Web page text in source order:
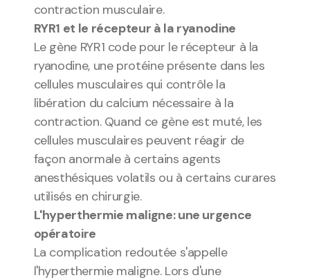
contraction musculaire.
RYR1 et le récepteur à la ryanodine
Le gène RYR1 code pour le récepteur à la
ryanodine, une protéine présente dans les
cellules musculaires qui contrôle la
libération du calcium nécessaire à la
contraction. Quand ce gène est muté, les
cellules musculaires peuvent réagir de
façon anormale à certains agents
anesthésiques volatils ou à certains curares
utilisés en chirurgie.
L'hyperthermie maligne: une urgence
opératoire
La complication redoutée s'appelle
l'hyperthermie maligne. Lors d'une